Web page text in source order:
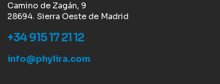
Camino de Zagán, 9
28694. Sierra Oeste de Madrid
+34 915 17 21 12
info@phylira.com